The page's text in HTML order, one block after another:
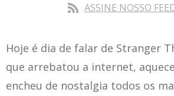
ASSINE NOSSO
Hoje é dia de falar de Stranger
que arrebatou a internet,
encheu de nostalgia todos os